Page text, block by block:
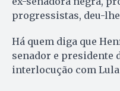
progressistas, deu-
Há quem diga que
senador e presidente
interlocução com Lula